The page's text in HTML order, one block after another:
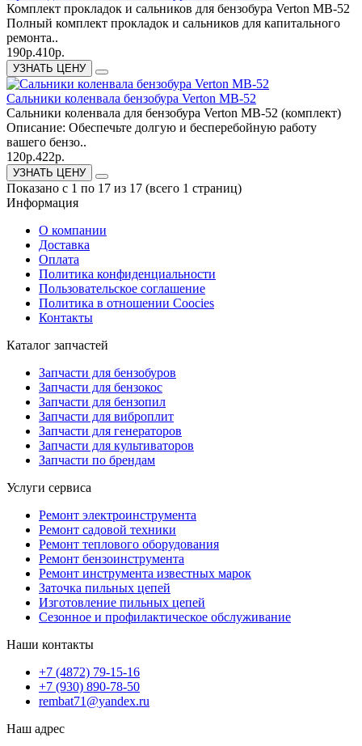
Комплект прокладок и сальников для бензобура Verton МВ-52
Полный комплект прокладок и сальников для капитального
ремонта..
190р.410р.
УЗНАТЬ ЦЕНУ
Сальники коленвала бензобура Verton МВ-52
Сальники коленвала для бензобура Verton МВ-52 (комплект)
Описание: Обеспечьте долгую и бесперебойную работу
вашего бензо..
120р.422р.
УЗНАТЬ ЦЕНУ
Показано с 1 по 17 из 17 (всего 1 страниц)
Информация
О компании
Доставка
Оплата
Политика конфиденциальности
Пользовательское соглашение
Политика в отношении Coocies
Контакты
Каталог запчастей
Запчасти для бензобуров
Запчасти для бензокос
Запчасти для бензопил
Запчасти для виброплит
Запчасти для генераторов
Запчасти для культиваторов
Запчасти по брендам
Услуги сервиса
Ремонт электроинструмента
Ремонт садовой техники
Ремонт теплового оборудования
Ремонт бензоинструмента
Ремонт инструмента известных марок
Заточка пильных цепей
Изготовление пильных цепей
Сезонное и профилактическое обслуживание
Наши контакты
+7 (4872) 79-15-16
+7 (930) 890-78-50
rembat71@yandex.ru
Наш адрес